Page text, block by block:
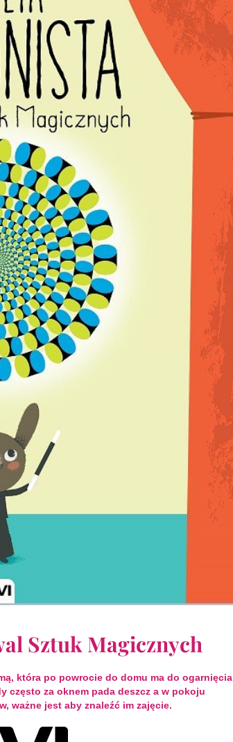
Sztuk Magicznych
która po powrocie do domu ma do ogarnięcia
często za oknem pada deszcz a w pokoju
ważne jest aby znaleźć im zajęcie.